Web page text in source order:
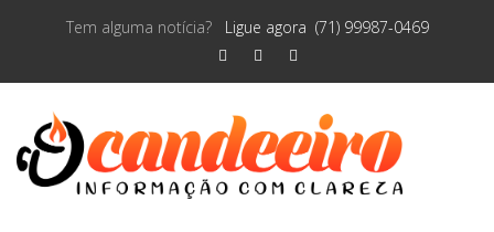
Tem alguma notícia? Ligue agora (71) 99987-0469